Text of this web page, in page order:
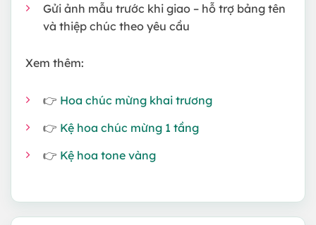
Gửi ảnh mẫu trước khi giao – hỗ trợ bảng tên
và thiệp chúc theo yêu cầu
Xem thêm:
👉 Hoa chúc mừng khai trương
👉 Kệ hoa chúc mừng 1 tầng
👉 Kệ hoa tone vàng